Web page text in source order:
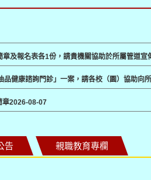
及報名表各1份，請貴機關協助於所屬管道宣
健康諮詢門診」一案，請各校（園）協助向
章2026-08-07
告 親職教育專欄